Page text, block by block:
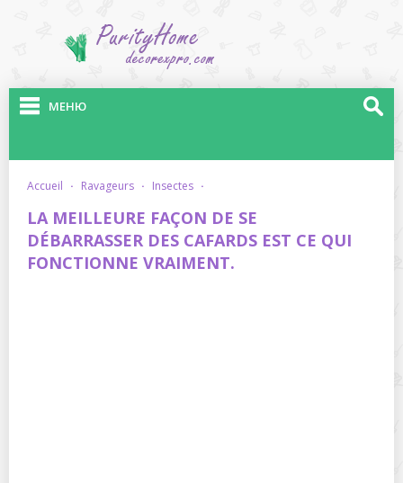
МЕНЮ
accueil · ravageurs · insectes ·
LA MEILLEURE FAÇON DE SE
DÉBARRASSER DES CAFARDS EST CE QUI
FONCTIONNE VRAIMENT.